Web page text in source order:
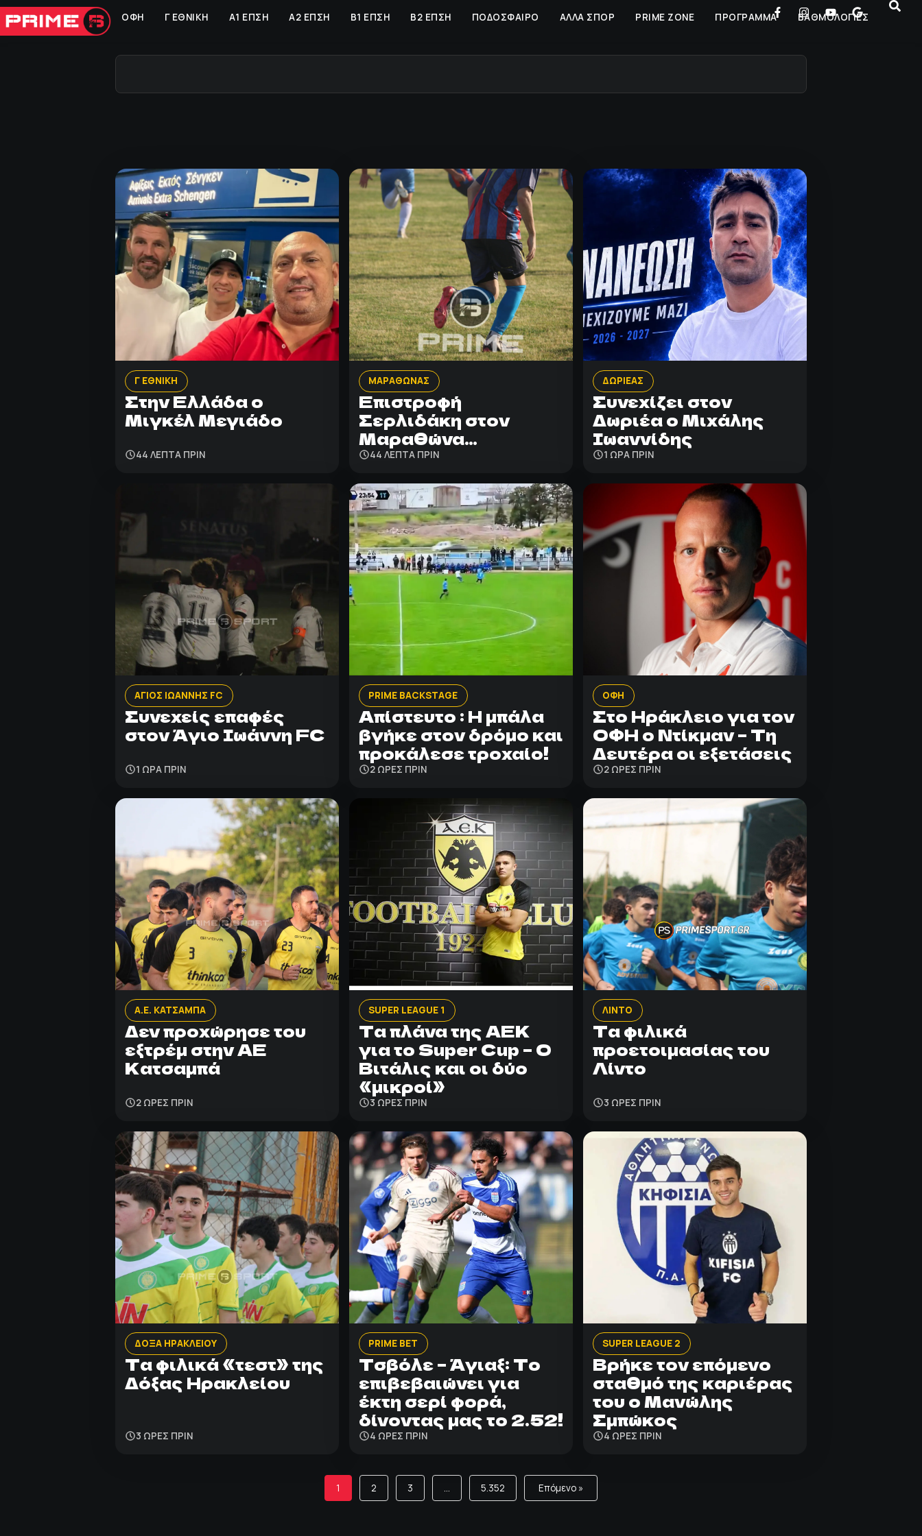
ΟΦΗ Γ ΕΘΝΙΚΗ Α1 ΕΠΣΗ Α2 ΕΠΣΗ Β1 ΕΠΣΗ Β2 ΕΠΣΗ ΠΟΔΟΣΦΑΙΡΟ ΑΛΛΑ ΣΠΟΡ PRIME ZONE ΠΡΟΓΡΑΜΜΑ ΒΑΘΜΟΛΟΓΙΕΣ
Γ ΕΘΝΙΚΗ
Στην Ελλάδα ο
Μιγκέλ Μεγιάδο
44 ΛΕΠΤΑ ΠΡΙΝ
ΜΑΡΑΘΩΝΑΣ
Επιστροφή
Σερλιδάκη στον
Μαραθώνα…
44 ΛΕΠΤΑ ΠΡΙΝ
ΔΩΡΙΕΑΣ
Συνεχίζει στον
Δωριέα ο Μιχάλης
Ιωαννίδης
1 ΩΡΑ ΠΡΙΝ
ΑΓΙΟΣ ΙΩΑΝΝΗΣ FC
Συνεχείς επαφές
στον Άγιο Ιωάννη FC
1 ΩΡΑ ΠΡΙΝ
PRIME BACKSTAGE
Απίστευτο : Η μπάλα
βγήκε στον δρόμο και
προκάλεσε τροχαίο!
2 ΩΡΕΣ ΠΡΙΝ
ΟΦΗ
Στο Ηράκλειο για τον
ΟΦΗ ο Ντίκμαν – Τη
Δευτέρα οι εξετάσεις
2 ΩΡΕΣ ΠΡΙΝ
Α.Ε. ΚΑΤΣΑΜΠΑ
Δεν προχώρησε του
εξτρέμ στην ΑΕ
Κατσαμπά
2 ΩΡΕΣ ΠΡΙΝ
SUPER LEAGUE 1
Τα πλάνα της ΑΕΚ
για το Super Cup – Ο
Βιτάλις και οι δύο
«μικροί»
3 ΩΡΕΣ ΠΡΙΝ
ΛΙΝΤΟ
Τα φιλικά
προετοιμασίας του
Λίντο
3 ΩΡΕΣ ΠΡΙΝ
ΔΟΞΑ ΗΡΑΚΛΕΙΟΥ
Τα φιλικά «τεστ» της
Δόξας Ηρακλείου
3 ΩΡΕΣ ΠΡΙΝ
PRIME BET
Τσβόλε – Άγιαξ: Το
επιβεβαιώνει για
έκτη σερί φορά,
δίνοντας μας το 2.52!
4 ΩΡΕΣ ΠΡΙΝ
SUPER LEAGUE 2
Βρήκε τον επόμενο
σταθμό της καριέρας
του ο Μανώλης
Σμπώκος
4 ΩΡΕΣ ΠΡΙΝ
1 2 3 … 5.352 Επόμενο »